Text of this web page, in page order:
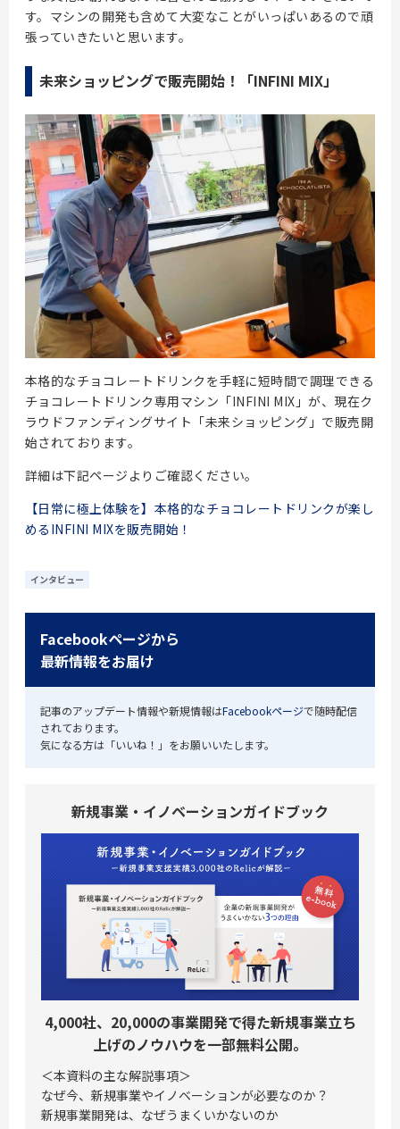
す。マシンの開発も含めて大変なことがいっぱいあるので頑
張っていきたいと思います。
未来ショッピングで販売開始！「INFINI MIX」
本格的なチョコレートドリンクを手軽に短時間で調理できる
チョコレートドリンク専用マシン「INFINI MIX」が、現在ク
ラウドファンディングサイト「未来ショッピング」で販売開
始されております。
詳細は下記ページよりご確認ください。
【日常に極上体験を】本格的なチョコレートドリンクが楽し
めるINFINI MIXを販売開始！
インタビュー
Facebookページから
最新情報をお届け
記事のアップデート情報や新規情報はFacebookページで随時配信
されております。
気になる方は「いいね！」をお願いいたします。
新規事業・イノベーションガイドブック
4,000社、20,000の事業開発で得た新規事業立ち
上げのノウハウを一部無料公開。
＜本資料の主な解説事項＞
なぜ今、新規事業やイノベーションが必要なのか？
新規事業開発は、なぜうまくいかないのか